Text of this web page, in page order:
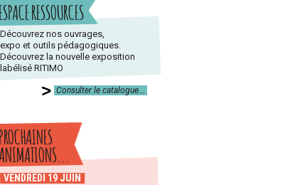
ESPACE RESSOURCES
Découvrez nos ouvrages,
expo et outils pédagogiques.
Découvrez la nouvelle exposition
labélisé RITIMO
Consulter le catalogue...
ANIMATIONS...
VENDREDI 19 JUIN